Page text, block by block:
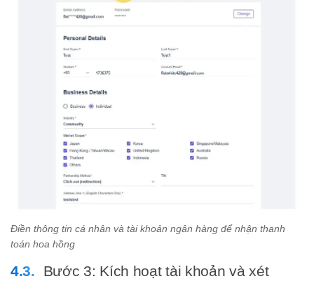
Điền thông tin cá nhân và tài khoản ngân hàng để nhận thanh
toán hoa hồng
Bước 3: Kích hoạt tài khoản và xét